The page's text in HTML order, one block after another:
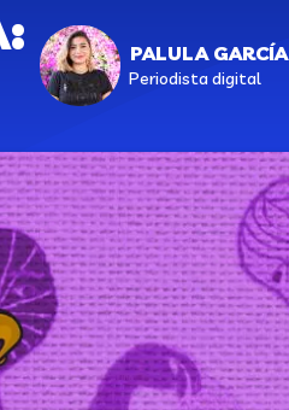
PALULA GARCÍA
Periodista digital